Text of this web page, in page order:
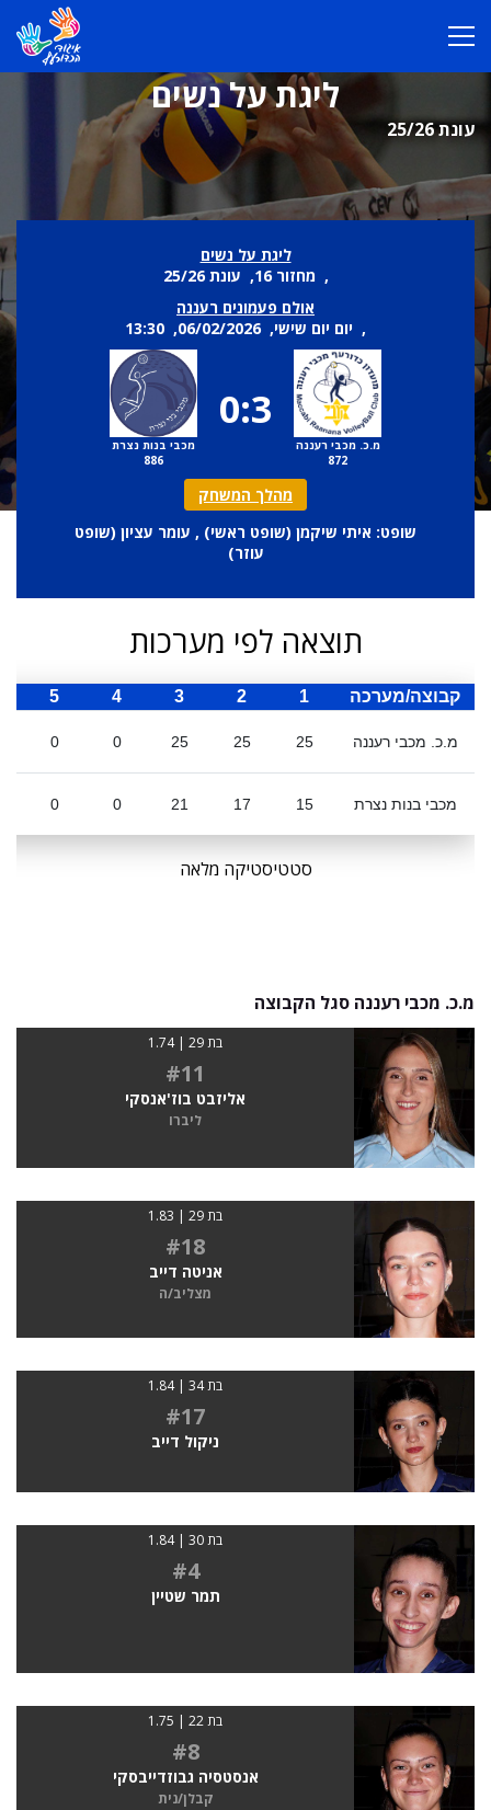
ליגת על נשים
עונת 25/26
ליגת על נשים
, מחזור 16, עונת 25/26
אולם פעמונים רעננה
, יום יום שישי, 06/02/2026, 13:30
מ.כ. מכבי רעננה
872
0:3
מכבי בנות נצרת
886
מהלך המשחק
שופט: איתי שיקמן (שופט ראשי) , עומר עציון (שופט
עוזר)
תוצאה לפי מערכות
קבוצה/מערכה 1
2
3
4
5
מ.כ. מכבי רעננה 25
25
25
0
0
מכבי בנות נצרת 15
17
21
0
0
סטטיסטיקה מלאה
מ.כ. מכבי רעננה סגל הקבוצה
בת 29 | 1.74
#11
אליזבט בוז'אנסקי
ליברו
בת 29 | 1.83
#18
אניטה דייב
מצליב/ה
בת 34 | 1.84
#17
ניקול דייב
בת 30 | 1.84
#4
תמר שטיין
בת 22 | 1.75
#8
אנסטסיה גבוזדייבסקי
קבלן/נית